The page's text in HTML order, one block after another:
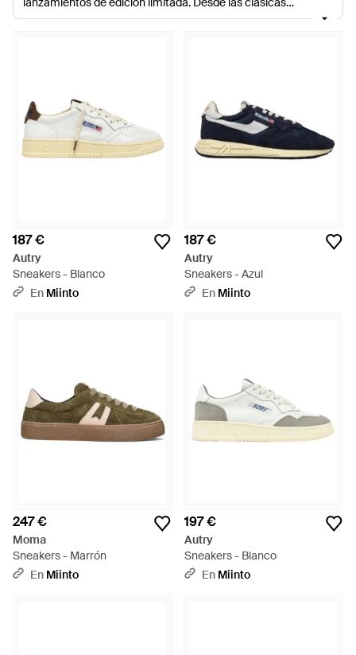
zapatillas de corte bajo de Converse, las slip-ons de Vans y las
187 €
Autry
Sneakers - Blanco
En Miinto
187 €
Autry
Sneakers - Azul
En Miinto
247 €
Moma
Sneakers - Marrón
En Miinto
197 €
Autry
Sneakers - Blanco
En Miinto